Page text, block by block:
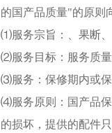
的国产品质量"的原则
⑴服务宗旨：、果断
⑵服务目标：服务质
⑶服务：保修期内或
⑷服务原则：国产品
的损坏，提供的配件